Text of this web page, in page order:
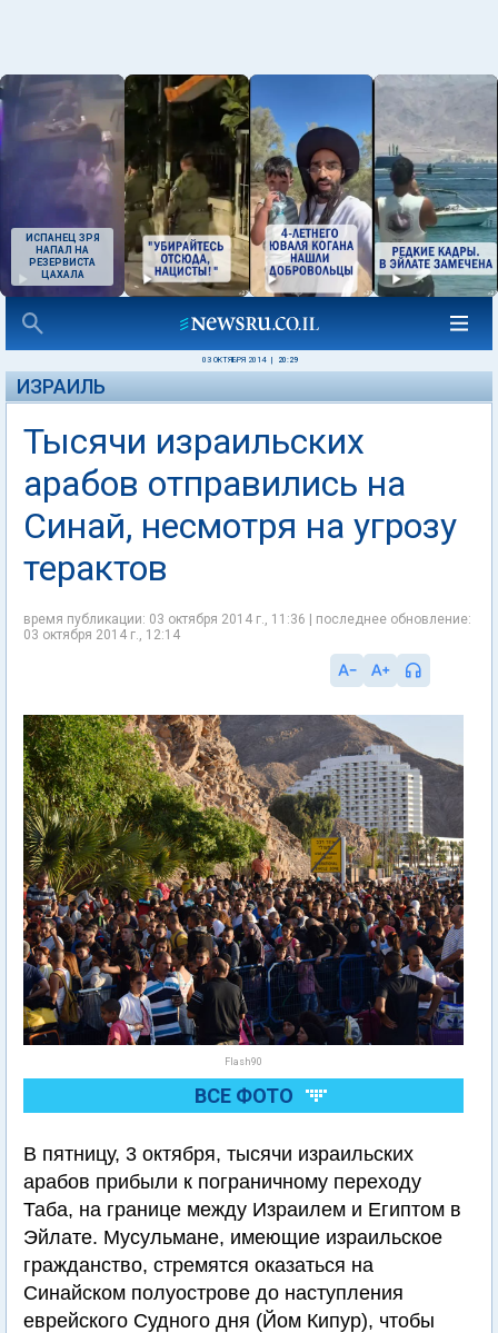
ИСПАНЕЦ ЗРЯ
НАПАЛ НА
РЕЗЕРВИСТА
ЦАХАЛА
03 ОКТЯБРЯ 2014 20:29
ИЗРАИЛЬ
Тысячи израильских
арабов отправились на
Синай, несмотря на угрозу
терактов
время публикации: 03 октября 2014 г., 11:36 | последнее обновление:
03 октября 2014 г., 12:14
Flash90
ВСЕ ФОТО
В пятницу, 3 октября, тысячи израильских
арабов прибыли к пограничному переходу
Таба, на границе между Израилем и Египтом в
Эйлате. Мусульмане, имеющие израильское
гражданство, стремятся оказаться на
Синайском полуострове до наступления
еврейского Судного дня (Йом Кипур), чтобы